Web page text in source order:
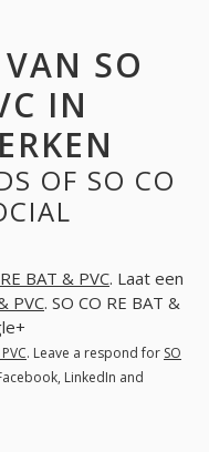
SO
IN
OF SO CO
BAT & PVC. Laat een
PVC. SO CO RE BAT &
. Leave a respond for SO
LinkedIn and